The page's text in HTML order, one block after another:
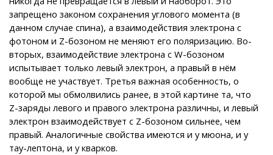
запрещено законом сохранения углового момента (в
данном случае спина), а взаимодействия электрона с
фотоном и Z-бозоном не меняют его поляризацию. Во-
вторых, взаимодействие электрона с W-бозоном
испытывает только левый электрон, а правый в нём
вообще не участвует. Третья важная особенность, о
которой мы обмолвились ранее, в этой картине та, что
Z-заряды левого и правого электрона различны, и левый
электрон взаимодействует с Z-бозоном сильнее, чем
правый. Аналогичные свойства имеются и у мюона, и у
тау-лептона, и у кварков.